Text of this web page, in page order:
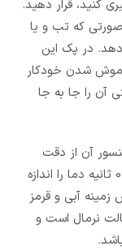
کنید، قرار دهید.
که تب و یا
دهد. در پک این
شدن خودکار
آن را جا به جا
آن از دقت
بالایی برخور دار بوده و تنها در مدت زمان 0.5 ثانیه دما را اندازه
آبی و قرمز
نرمال است و